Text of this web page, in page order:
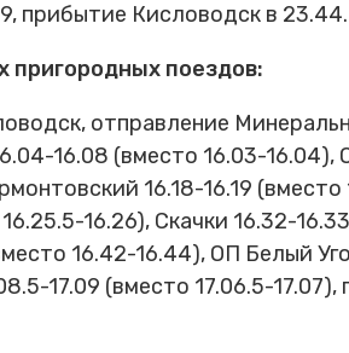
прибытие Кисловодск в 23.44.
пригородных поездов:
отправление
16.08 (вместо 16.03-16.04),
16.18-16.19
16.26), Скачки 16.32-
16.42-16.44), ОП Белый
17.09 (вместо 17.06.5-